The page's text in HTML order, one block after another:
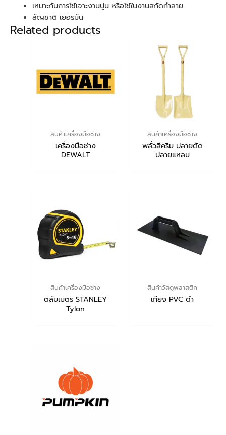
เหมาะกับการใช้เจาะงานปูน หรือใช้ในงานสกัดทำลาย
สัญชาติ เยอรมัน
Related products
สินค้าเครื่องมือช่าง
เครื่องมือช่าง
DEWALT
สินค้าเครื่องมือช่าง
พลั่วสีครีม ปลายตัด
ปลายแหลม
สินค้าเครื่องมือช่าง
ตลับเมตร STANLEY
Tylon
สินค้าวัสดุพลาสติก
เกียง PVC ดำ